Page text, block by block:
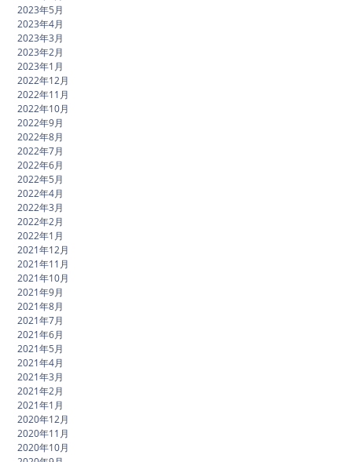
2023年5月
2023年4月
2023年3月
2023年2月
2023年1月
2022年12月
2022年11月
2022年10月
2022年9月
2022年8月
2022年7月
2022年6月
2022年5月
2022年4月
2022年3月
2022年2月
2022年1月
2021年12月
2021年11月
2021年10月
2021年9月
2021年8月
2021年7月
2021年6月
2021年5月
2021年4月
2021年3月
2021年2月
2021年1月
2020年12月
2020年11月
2020年10月